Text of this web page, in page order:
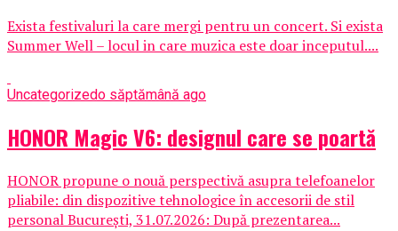
Exista festivaluri la care mergi pentru un concert. Si exista
Summer Well – locul in care muzica este doar inceputul....
Uncategorizedo săptămână ago
HONOR Magic V6: designul care se poartă
HONOR propune o nouă perspectivă asupra telefoanelor
pliabile: din dispozitive tehnologice în accesorii de stil
personal București, 31.07.2026: După prezentarea...